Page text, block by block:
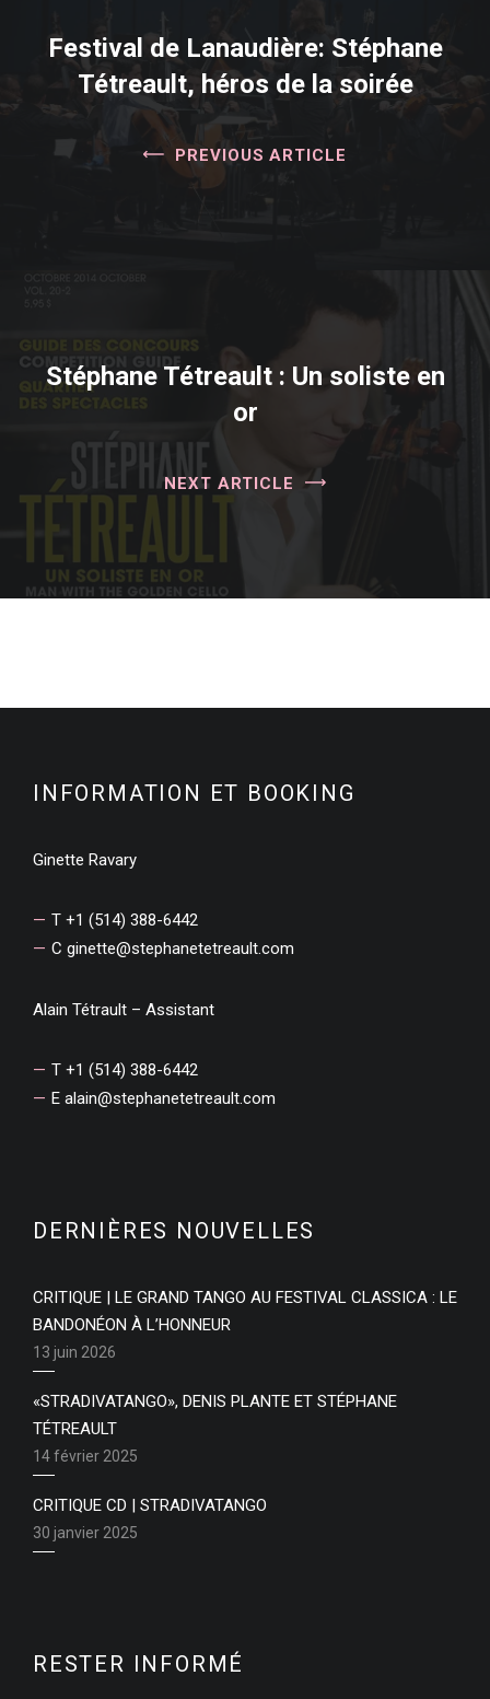
Festival de Lanaudière: Stéphane
Tétreault, héros de la soirée
PREVIOUS ARTICLE
Stéphane Tétreault : Un soliste en
or
NEXT ARTICLE
INFORMATION ET BOOKING
Ginette Ravary
T +1 (514) 388-6442
C ginette@stephanetetreault.com
Alain Tétrault – Assistant
T +1 (514) 388-6442
E alain@stephanetetreault.com
DERNIÈRES NOUVELLES
CRITIQUE | LE GRAND TANGO AU FESTIVAL CLASSICA : LE
BANDONÉON À L’HONNEUR
13 juin 2026
«STRADIVATANGO», DENIS PLANTE ET STÉPHANE
TÉTREAULT
14 février 2025
CRITIQUE CD | STRADIVATANGO
30 janvier 2025
RESTER INFORMÉ